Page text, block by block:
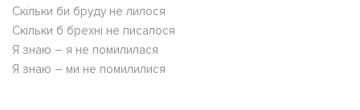
Скільки би бруду не лилося
Скільки б брехні не писалося
Я знаю – я не помилилася
Я знаю – ми не помилилися